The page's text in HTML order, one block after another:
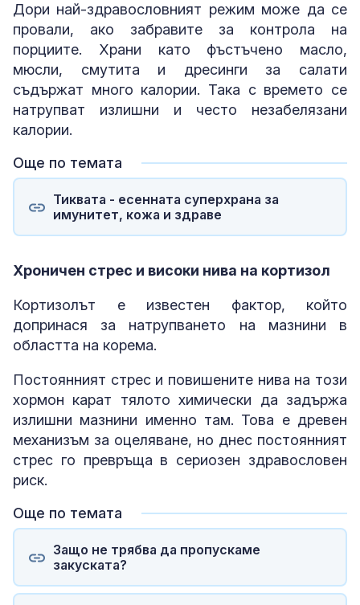
Дори най-здравословният режим може да се
провали, ако забравите за контрола на
порциите. Храни като фъстъчено масло,
мюсли, смутита и дресинги за салати
съдържат много калории. Така с времето се
натрупват излишни и често незабелязани
калории.
Още по темата
Тиквата - есенната суперхрана за
имунитет, кожа и здраве
Хроничен стрес и високи нива на кортизол
Кортизолът е известен фактор, който
допринася за натрупването на мазнини в
областта на корема.
Постоянният стрес и повишените нива на този
хормон карат тялото химически да задържа
излишни мазнини именно там. Това е древен
механизъм за оцеляване, но днес постоянният
стрес го превръща в сериозен здравословен
риск.
Още по темата
Защо не трябва да пропускаме
закуската?